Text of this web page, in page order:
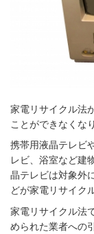
家電リサイクル法
ことができなくな
携帯用液晶テレビ
レビ、浴室など建
晶テレビは対象外
どが家電リサイク
家電リサイクル法
められた業者への